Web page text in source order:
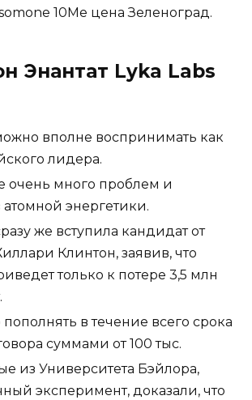
10Me цена Зеленоград.
Энантат Lyka Labs
вполне воспринимать как
лидера.
очень много проблем и
энергетики.
же вступила кандидат от
Клинтон, заявив, что
только к потере 3,5 млн
в течение всего срока
суммами от 100 тыс.
из Университета Бэйлора,
эксперимент, доказали, что